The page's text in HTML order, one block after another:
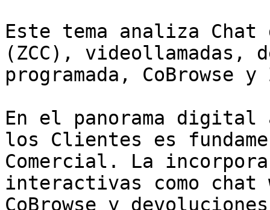
Este tema analiza Chat
(ZCC), videollamadas,
programada, CoBrowse
En el panorama
los Clientes es
Comercial. La
interactivas como chat
CoBrowse y